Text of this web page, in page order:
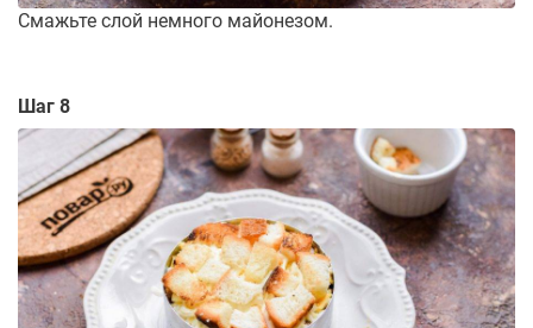
Смажьте слой немного майонезом.
Шаг 8